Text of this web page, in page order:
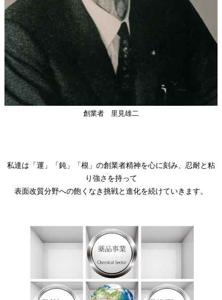
創業者 里見雄二
私達は「運」「鈍」「根」の創業者精神を心に刻み、忍耐と粘
り強さを持って
表面改質分野への飽くなき挑戦と進化を続けていきます。